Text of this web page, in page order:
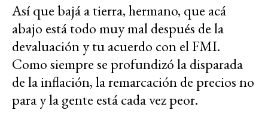
Así que bajá a tierra, hermano, que acá
abajo está todo muy mal después de la
devaluación y tu acuerdo con el FMI.
Como siempre se profundizó la disparada
de la inflación, la remarcación de precios no
para y la gente está cada vez peor.